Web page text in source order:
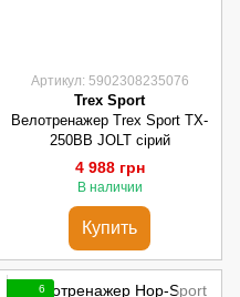
Артикул: 5902308235076
Trex Sport
Велотренажер Trex Sport TX-
250BB JOLT сірий
4 988 грн
В наличии
Купить
6